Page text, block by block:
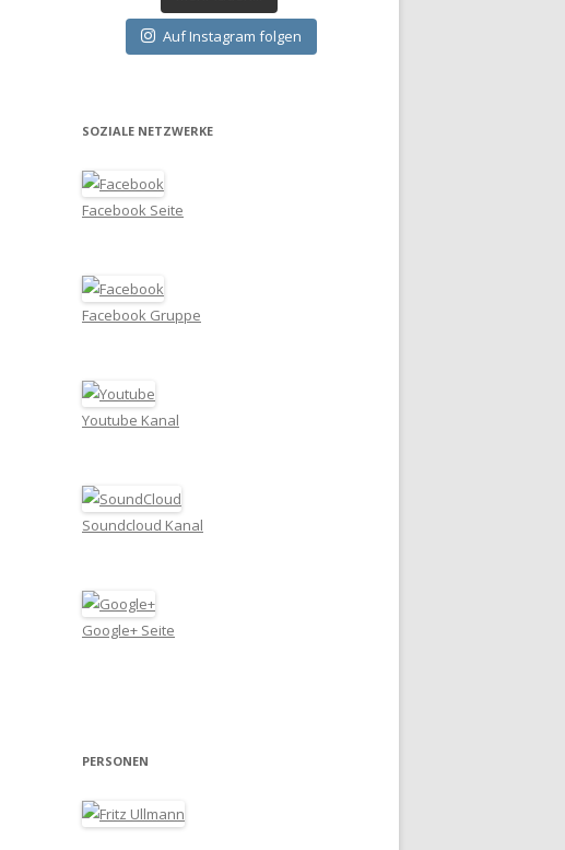
Auf Instagram folgen
SOZIALE NETZWERKE
Facebook Seite
Facebook Gruppe
Youtube Kanal
Soundcloud Kanal
Google+ Seite
PERSONEN